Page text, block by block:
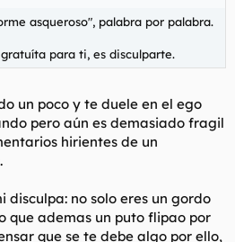
asqueroso", palabra por palabra.
para ti, es disculparte.
un poco y te duele en el ego
pero aún es demasiado fragil
hirientes de un
disculpa: no solo eres un gordo
que ademas un puto flipao por
que se te debe algo por ello,